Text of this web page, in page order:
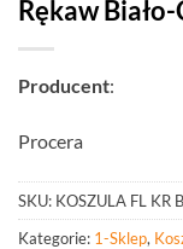
Rękaw
Producent:
Procera
SKU: KOSZULA FL KR
Kategorie: 1-Sklep,